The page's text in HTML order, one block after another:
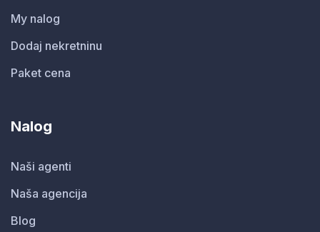
My nalog
Dodaj nekretninu
Paket cena
Nalog
Naši agenti
Naša agencija
Blog